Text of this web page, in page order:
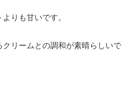
りも甘いです。
リームとの調和が素晴らしいで